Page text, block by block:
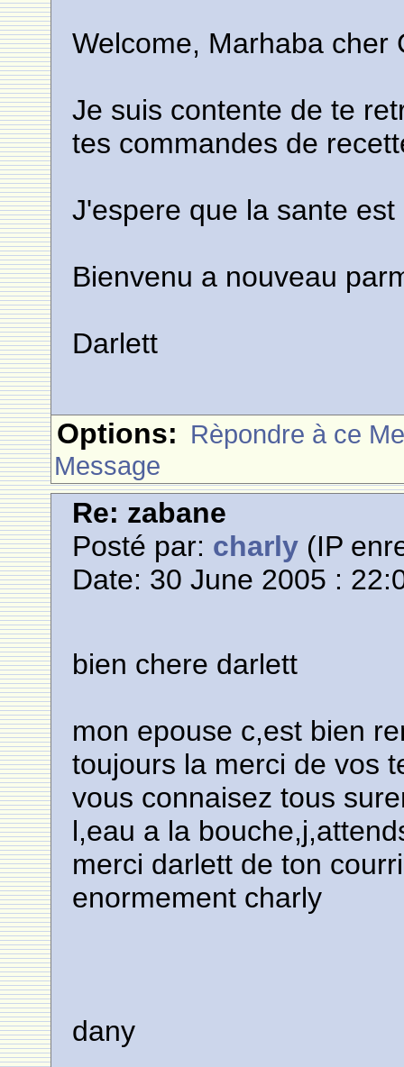
Welcome, Marhaba cher
Je suis contente de te
tes commandes de
J'espere que la sante
Bienvenu a nouveau
Darlett
Options: Rèpondre à ce
Message
Re: zabane
Posté par: charly (IP
Date: 30 June 2005 :
bien chere darlett
mon epouse c,est bien
toujours la merci de vos
vous connaisez tous
l,eau a la
merci darlett de ton
enormement charly
dany